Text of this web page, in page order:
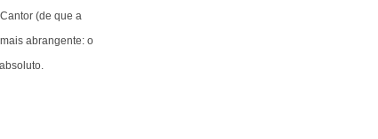
(de que a
abrangente: o